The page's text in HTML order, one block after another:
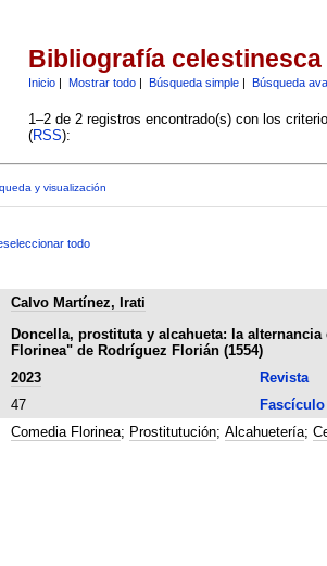
Bibliografía celestinesca
Inicio| Mostrar todo| Búsqueda simple| Búsqueda
1–2 de 2 registros encontrado(s) con los
(RSS):
y visualización
todo
Calvo Martínez, Irati
Doncella, prostituta y alcahueta: la
Florinea" de Rodríguez Florián (1554)
2023
Revista
47
Fascículo
Comedia Florinea; Prostitutución; Alcahuetería;